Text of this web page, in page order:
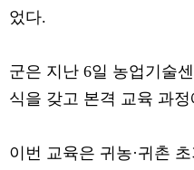
었다.
군은 지난 6일 농업기술
식을 갖고 본격 교육 과
이번 교육은 귀농·귀촌